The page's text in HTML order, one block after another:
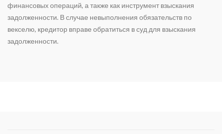
финансовых операций, а также как инструмент взыскания
задолженности. В случае невыполнения обязательств по
векселю, кредитор вправе обратиться в суд для взыскания
задолженности.